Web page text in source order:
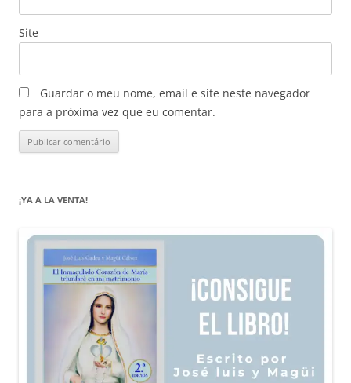
Site
Guardar o meu nome, email e site neste navegador
para a próxima vez que eu comentar.
¡YA A LA VENTA!